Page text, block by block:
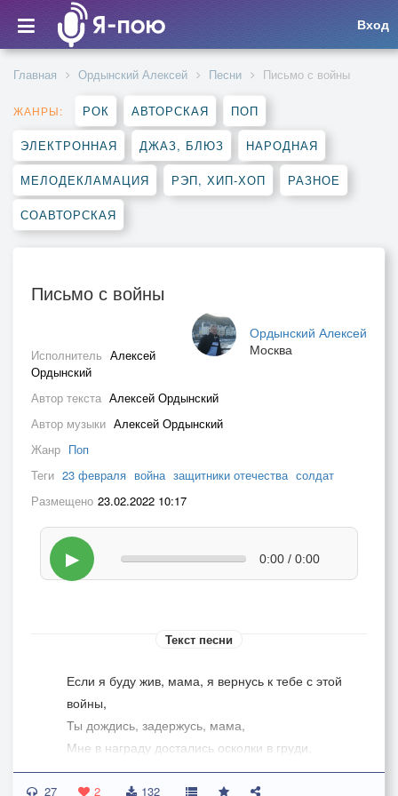
Вход
Главная Ордынский Алексей Песни Письмо с войны
ЖАНРЫ: РОК АВТОРСКАЯ ПОП
ЭЛЕКТРОННАЯ ДЖАЗ, БЛЮЗ НАРОДНАЯ
МЕЛОДЕКЛАМАЦИЯ РЭП, ХИП-ХОП РАЗНОЕ
СОАВТОРСКАЯ
Письмо с войны
Ордынский Алексей
Москва
Исполнитель Алексей
Ордынский
Автор текста Алексей Ордынский
Автор музыки Алексей Ордынский
Жанр Поп
Теги 23 февраля война защитники отечества солдат
Размещено 23.02.2022 10:17
▶ 0:00 / 0:00
Текст песни
Если я буду жив, мама, я вернусь к тебе с этой
войны,
Ты дождись, задержусь, мама,
Мне в награду достались осколки в груди,
Но об этом тебе не скажу, мама,
Рано утром, вдоль поля неубранной ржи,
27 2 132